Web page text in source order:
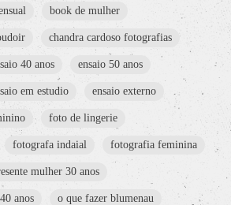
book de mulher
chandra cardoso fotografias
40 anos ensaio 50 anos
em estudio ensaio externo
foto de lingerie
fotografa indaial fotografia feminina
mulher 30 anos
anos o que fazer blumenau